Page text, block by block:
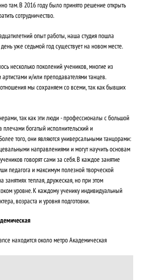
там. В 2016 году было принято решение открыть
сотрудничество.
опыт работы, наша студия пошла
уже седьмой год существует на новом месте.
несколько поколений учеников, многие из
и/или преподавателями танцев.
мы сохраняем со всеми, так как бывших
так как эти люди - профессионалы с большой
плечами богатый исполнительский и
того, они являются универсальными танцорами:
направлениями и могут научить основам
говорят сами за себя. В каждое занятие
педагога и максимум полезной творческой
теплая, дружеская, но при этом
уровне. К каждому ученику индивидуальный
возраста и уровня подготовки.
находится около метро Академическая